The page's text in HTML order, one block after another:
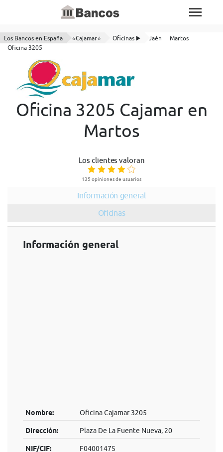
Los Bancos en España ⭐Cajamar⭐ Oficinas ▶️ Jaén
Martos
Oficina 3205
Oficina 3205 Cajamar en
Martos
Los clientes valoran
135 opiniones de usuarios
Información general
Oficinas
Información general
Nombre: Oficina Cajamar 3205
Dirección: Plaza De La Fuente Nueva, 20
NIF/CIF: F04001475